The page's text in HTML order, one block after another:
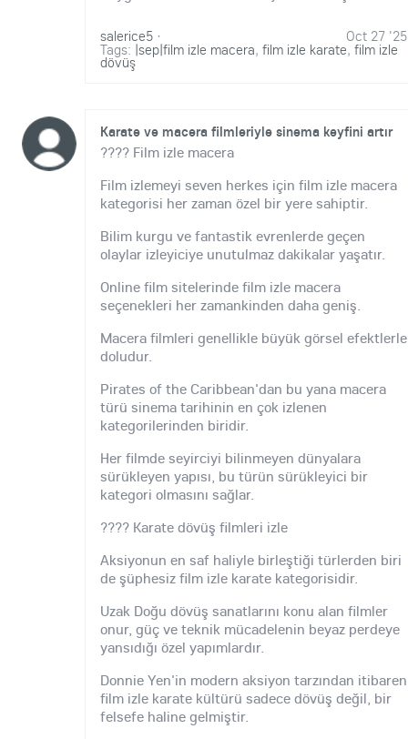
salerice5 Oct 27 '25
·
Tags: |sep|film izle macera, film izle karate, film izle
dövüş
Karate ve macera filmleriyle sinema keyfini artır
???? Film izle macera
Film izlemeyi seven herkes için film izle macera
kategorisi her zaman özel bir yere sahiptir.
Bilim kurgu ve fantastik evrenlerde geçen
olaylar izleyiciye unutulmaz dakikalar yaşatır.
Online film sitelerinde film izle macera
seçenekleri her zamankinden daha geniş.
Macera filmleri genellikle büyük görsel efektlerle
doludur.
Pirates of the Caribbean'dan bu yana macera
türü sinema tarihinin en çok izlenen
kategorilerinden biridir.
Her filmde seyirciyi bilinmeyen dünyalara
sürükleyen yapısı, bu türün sürükleyici bir
kategori olmasını sağlar.
???? Karate dövüş filmleri izle
Aksiyonun en saf haliyle birleştiği türlerden biri
de şüphesiz film izle karate kategorisidir.
Uzak Doğu dövüş sanatlarını konu alan filmler
onur, güç ve teknik mücadelenin beyaz perdeye
yansıdığı özel yapımlardır.
Donnie Yen'in modern aksiyon tarzından itibaren
film izle karate kültürü sadece dövüş değil, bir
felsefe haline gelmiştir.